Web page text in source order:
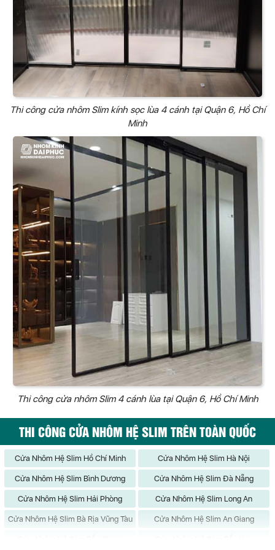
Thi công cửa nhôm Slim kính sọc lùa 4 cánh tại Quận 6, Hồ Chí
Minh
Thi công cửa nhôm Slim 4 cánh lùa tại Quận 6, Hồ Chí Minh
THI CÔNG CỬA NHÔM HỆ SLIM TRÊN TOÀN QUỐC
Cửa Nhôm Hệ Slim Hồ Chí Minh Cửa Nhôm Hệ Slim Hà Nội
Cửa Nhôm Hệ Slim Bình Dương Cửa Nhôm Hệ Slim Đà Nẵng
Cửa Nhôm Hệ Slim Hải Phòng Cửa Nhôm Hệ Slim Long An
Cửa Nhôm Hệ Slim Bà Rịa Vũng Tàu Cửa Nhôm Hệ Slim An Giang